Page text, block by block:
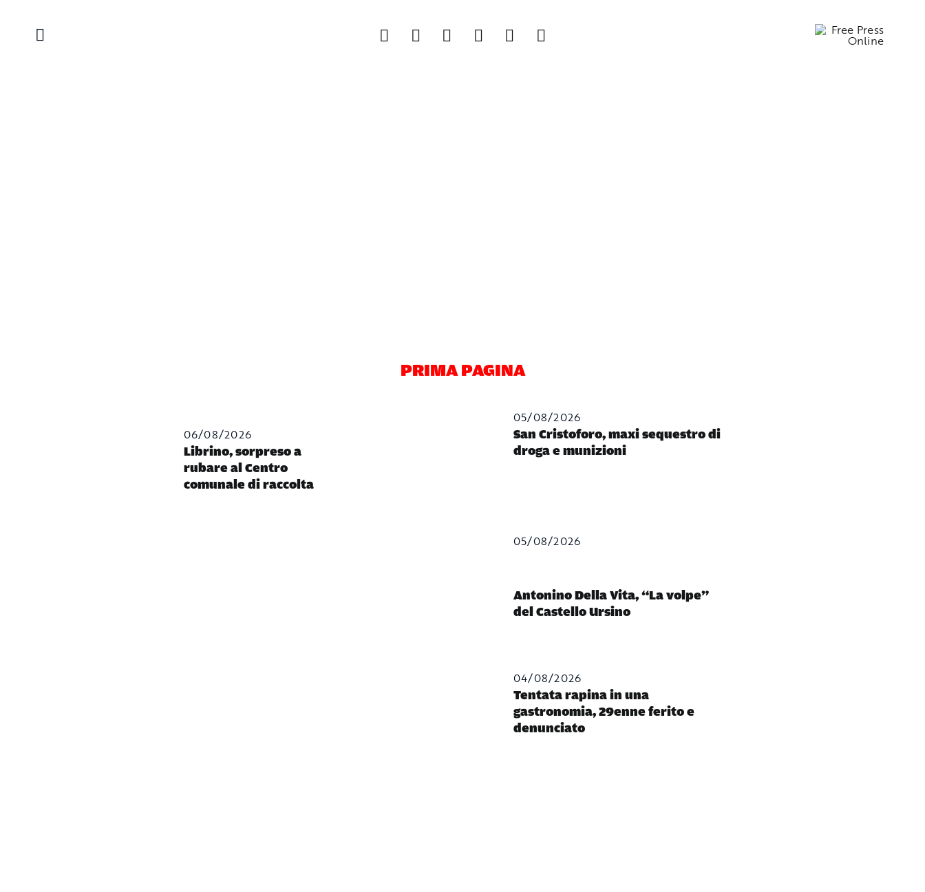
contenuto
PRIMA PAGINA
06/08/2026
Librino, sorpreso a
rubare al Centro
comunale di raccolta
05/08/2026
San Cristoforo, maxi sequestro di
droga e munizioni
05/08/2026
Antonino Della Vita, “La volpe”
del Castello Ursino
04/08/2026
Tentata rapina in una
gastronomia, 29enne ferito e
denunciato